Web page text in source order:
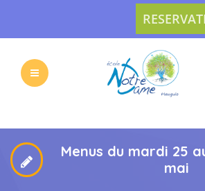
L’ECOLE
VIE
Menus du mardi 25
mai